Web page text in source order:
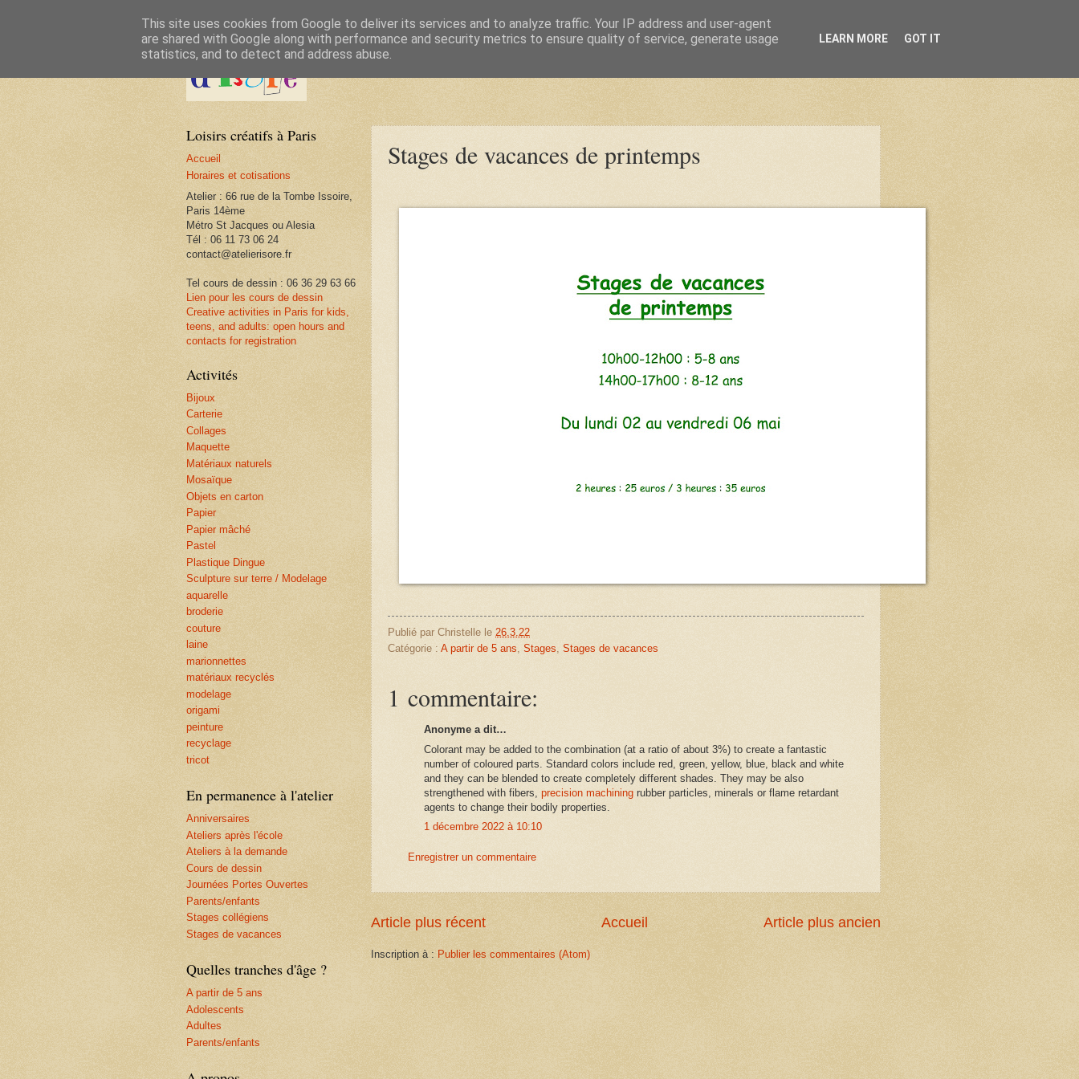
Stages de vacances de printemps
Publié par Christelle le 26.3.22
Catégorie : A partir de 5 ans Stages Stages de vacances
1 commentaire:
Anonyme a dit…
Colorant may be added to the combination (at a ratio of about 3%) to create a fantastic
number of coloured parts. Standard colors include red, green, yellow, blue, black and white
and they can be blended to create completely different shades. They may be also
strengthened with fibers, precision machining rubber particles, minerals or flame retardant
agents to change their bodily properties.
1 décembre 2022 à 10:10
Enregistrer un commentaire
Article plus récent Article plus ancien
Accueil
Inscription à : Publier les commentaires (Atom)
Loisirs créatifs à Paris
Accueil
Horaires et cotisations
Atelier : 66 rue de la Tombe Issoire,
Paris 14ème
Métro St Jacques ou Alesia
Tél : 06 11 73 06 24
contact@atelierisore.fr
Tel cours de dessin : 06 36 29 63 66
Lien pour les cours de dessin
Creative activities in Paris for kids,
teens, and adults: open hours and
contacts for registration
Activités
Bijoux
Carterie
Collages
Maquette
Matériaux naturels
Mosaïque
Objets en carton
Papier
Papier mâché
Pastel
Plastique Dingue
Sculpture sur terre / Modelage
aquarelle
broderie
couture
laine
marionnettes
matériaux recyclés
modelage
origami
peinture
recyclage
tricot
En permanence à l'atelier
Anniversaires
Ateliers après l'école
Ateliers à la demande
Cours de dessin
Journées Portes Ouvertes
Parents/enfants
Stages collégiens
Stages de vacances
Quelles tranches d'âge ?
A partir de 5 ans
Adolescents
Adultes
Parents/enfants
This site uses cookies from Google to deliver its services and to analyze traffic. Your IP address and user-agent
are shared with Google along with performance and security metrics to ensure quality of service, generate usage
statistics, and to detect and address abuse.
LEARN MORE GOT IT